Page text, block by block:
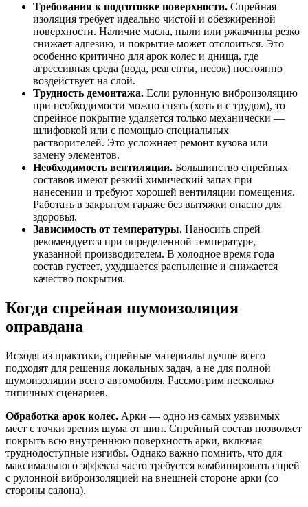
Требования к подготовке поверхности. Спрейная
изоляция требует идеально чистой и обезжиренной
поверхности. Наличие масла, пыли или ржавчины резко
снижает адгезию, и покрытие может отслоиться. Это
особенно критично для арок колес и днища, где
агрессивная среда (вода, реагенты, песок) постоянно
воздействует на слой.
Трудность демонтажа. Если рулонную виброизоляцию
при необходимости можно снять (хоть и с трудом), то
спрейное покрытие удаляется только механически —
шлифовкой или с помощью специальных
растворителей. Это усложняет ремонт кузова или
замену элементов.
Необходимость вентиляции. Большинство спрейных
составов имеют резкий химический запах при
нанесении и требуют хорошей вентиляции помещения.
Работать в закрытом гараже без вытяжки опасно для
здоровья.
Зависимость от температуры. Наносить спрей
рекомендуется при определенной температуре,
указанной производителем. В холодное время года
состав густеет, ухудшается распыление и снижается
качество покрытия.
Когда спрейная шумоизоляция
оправдана
Исходя из практики, спрейные материалы лучше всего
подходят для решения локальных задач, а не для полной
шумоизоляции всего автомобиля. Рассмотрим несколько
типичных сценариев.
Обработка арок колес. Арки — одно из самых уязвимых
мест с точки зрения шума от шин. Спрейный состав позволяет
покрыть всю внутреннюю поверхность арки, включая
труднодоступные изгибы. Однако важно помнить, что для
максимального эффекта часто требуется комбинировать спрей
с рулонной виброизоляцией на внешней стороне арки (со
стороны салона).